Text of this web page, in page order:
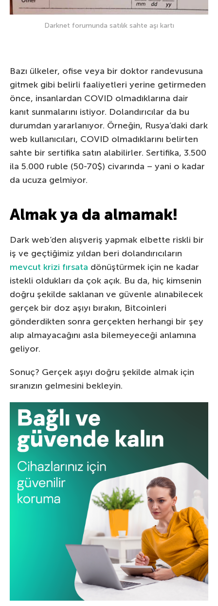
Darknet forumunda satılık sahte aşı kartı
Bazı ülkeler, ofise veya bir doktor randevusuna
gitmek gibi belirli faaliyetleri yerine getirmeden
önce, insanlardan COVID olmadıklarına dair
kanıt sunmalarını istiyor. Dolandırıcılar da bu
durumdan yararlanıyor. Örneğin, Rusya’daki dark
web kullanıcıları, COVID olmadıklarını belirten
sahte bir sertifika satın alabilirler. Sertifika, 3.500
ila 5.000 ruble (50-70$) civarında – yani o kadar
da ucuza gelmiyor.
Almak ya da almamak!
Dark web’den alışveriş yapmak elbette riskli bir
iş ve geçtiğimiz yıldan beri dolandırıcıların
mevcut krizi fırsata dönüştürmek için ne kadar
istekli oldukları da çok açık. Bu da, hiç kimsenin
doğru şekilde saklanan ve güvenle alınabilecek
gerçek bir doz aşıyı bırakın, Bitcoinleri
gönderdikten sonra gerçekten herhangi bir şey
alıp almayacağını asla bilemeyeceği anlamına
geliyor.
Sonuç? Gerçek aşıyı doğru şekilde almak için
sıranızın gelmesini bekleyin.